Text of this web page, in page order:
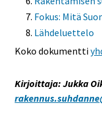
Fokus: Mitä
Lähdeluettelo
Koko dokumentti
Kirjoittaja: Jukka